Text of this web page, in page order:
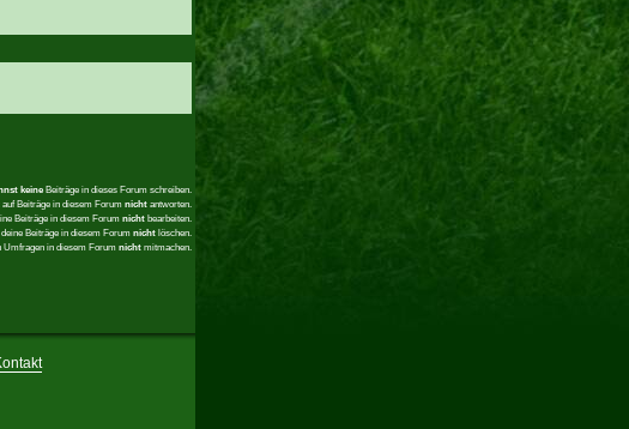
keineBeiträge in dieses Forum schreiben.
auf Beiträge in diesem Forum nichtantworten.
Beiträge in diesem Forumnichtbearbeiten.
Beiträge in diesem Forumnichtlöschen.
Umfragen in diesem Forum nichtmitmachen.